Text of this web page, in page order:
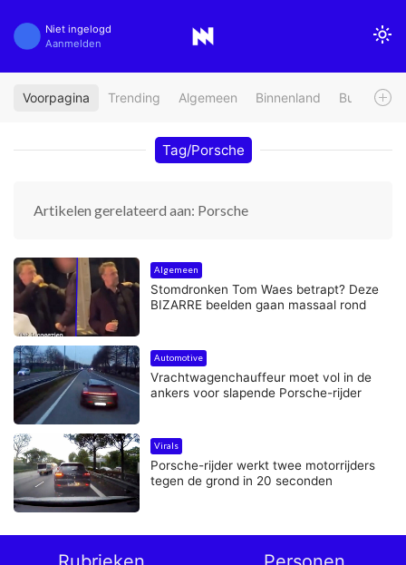
Niet ingelogd
Aanmelden
Voorpagina Trending Algemeen Binnenland Buitenland
Tag/Porsche
Artikelen gerelateerd aan: Porsche
Algemeen
Stomdronken Tom Waes betrapt? Deze
BIZARRE beelden gaan massaal rond
Automotive
Vrachtwagenchauffeur moet vol in de
ankers voor slapende Porsche-rijder
Virals
Porsche-rijder werkt twee motorrijders
tegen de grond in 20 seconden